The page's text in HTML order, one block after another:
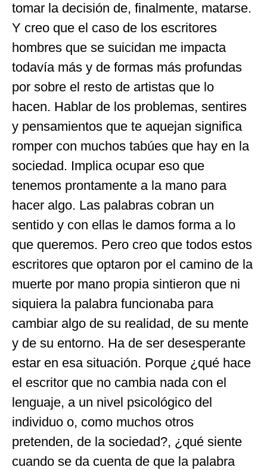
tomar la decisión de, finalmente, matarse.
Y creo que el caso de los escritores
hombres que se suicidan me impacta
todavía más y de formas más profundas
por sobre el resto de artistas que lo
hacen. Hablar de los problemas, sentires
y pensamientos que te aquejan significa
romper con muchos tabúes que hay en la
sociedad. Implica ocupar eso que
tenemos prontamente a la mano para
hacer algo. Las palabras cobran un
sentido y con ellas le damos forma a lo
que queremos. Pero creo que todos estos
escritores que optaron por el camino de la
muerte por mano propia sintieron que ni
siquiera la palabra funcionaba para
cambiar algo de su realidad, de su mente
y de su entorno. Ha de ser desesperante
estar en esa situación. Porque ¿qué hace
el escritor que no cambia nada con el
lenguaje, a un nivel psicológico del
individuo o, como muchos otros
pretenden, de la sociedad?, ¿qué siente
cuando se da cuenta de que la palabra